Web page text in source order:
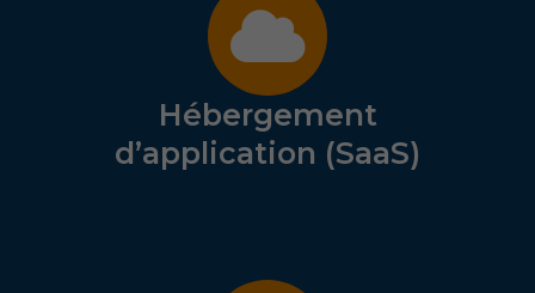
Hébergement
d’application (SaaS)